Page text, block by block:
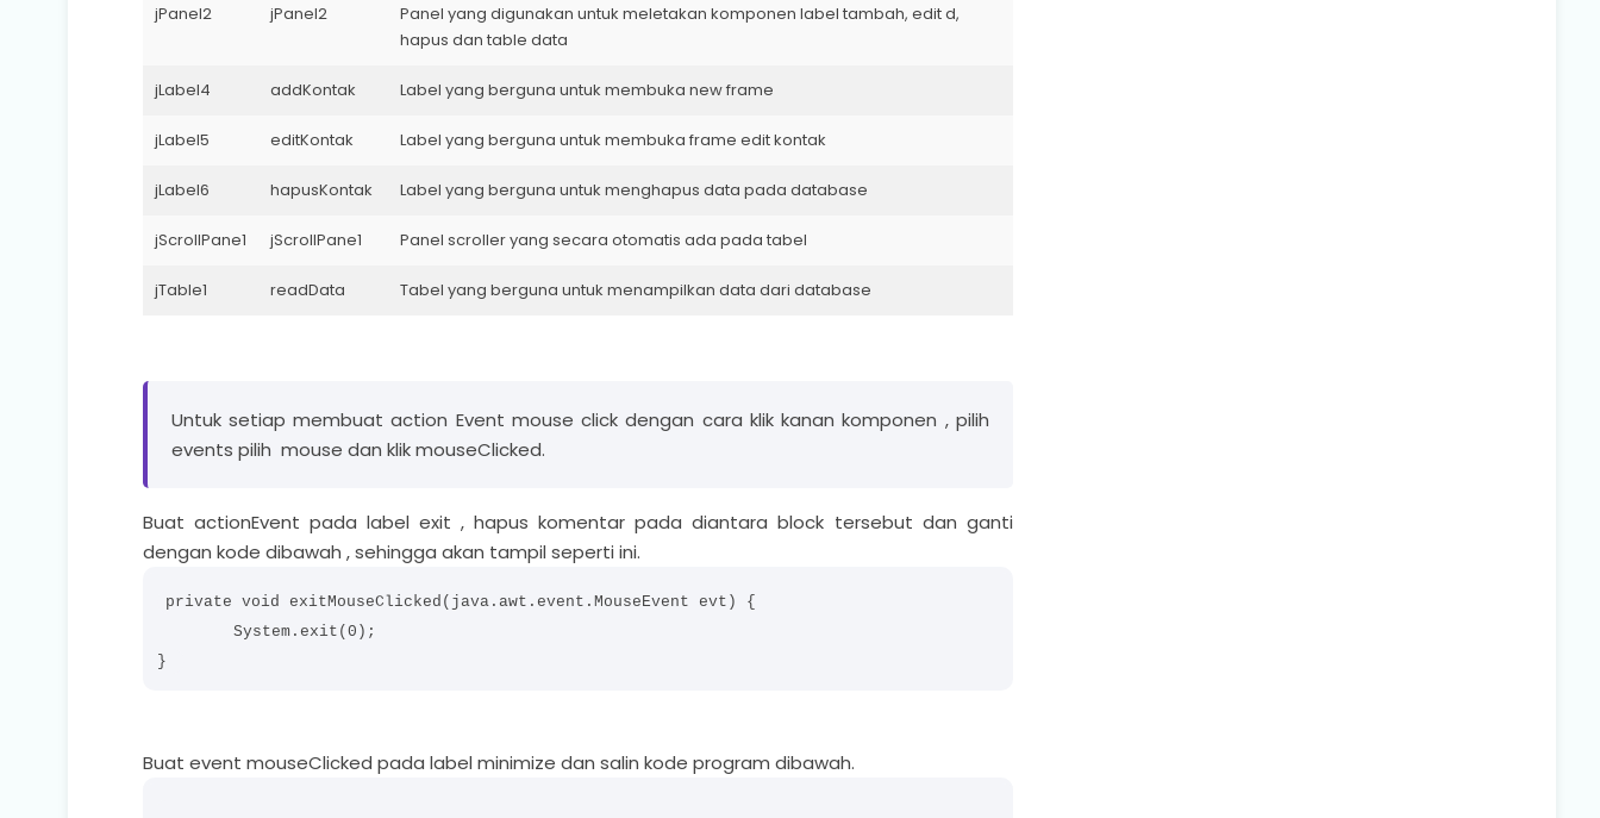
jPanel2 jPanel2
Panel yang digunakan untuk meletakan komponen label tambah, edit d,
hapus dan table data
jLabel4 addKontak Label yang berguna untuk membuka new frame
jLabel5 editKontak Label yang berguna untuk membuka frame edit kontak
jLabel6 hapusKontak Label yang berguna untuk menghapus data pada database
jScrollPane1 jScrollPane1 Panel scroller yang secara otomatis ada pada tabel
jTable1 readData Tabel yang berguna untuk menampilkan data dari database
Untuk setiap membuat action Event mouse click dengan cara klik kanan komponen , pilih
events pilih mouse dan klik mouseClicked.
Buat actionEvent pada label exit , hapus komentar pada diantara block tersebut dan ganti
dengan kode dibawah , sehingga akan tampil seperti ini.
private void exitMouseClicked(java.awt.event.MouseEvent evt) {
System.exit(0);
Buat event mouseClicked pada label minimize dan salin kode program dibawah.